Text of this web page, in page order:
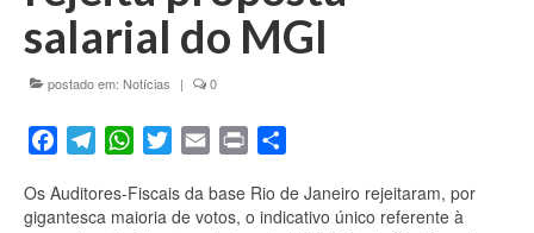
salarial do MGI
postado em: Notícias | 0
FacebookTelegramWhatsAppTwitterEmail Print
Os Auditores-Fiscais da base Rio de Janeiro rejeitaram, por
gigantesca maioria de votos, o indicativo único referente à